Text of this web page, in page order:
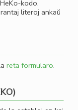
kodo.
literoj ankaŭ
reta formularo.